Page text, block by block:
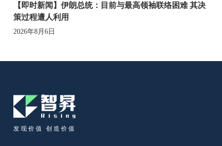
【即时新闻】伊朗总统：目前与最高领袖联络困难 其决
策过程遭人利用
2026年8月6日
发现价值 创造价值